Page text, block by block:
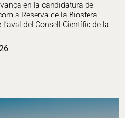
en la candidatura de
a Reserva de la Biosfera
l’aval del Consell Científic de la